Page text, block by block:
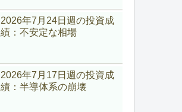
2026年7月24日週の投資成
績：不安定な相場
2026年7月17日週の投資成
績：半導体系の崩壊